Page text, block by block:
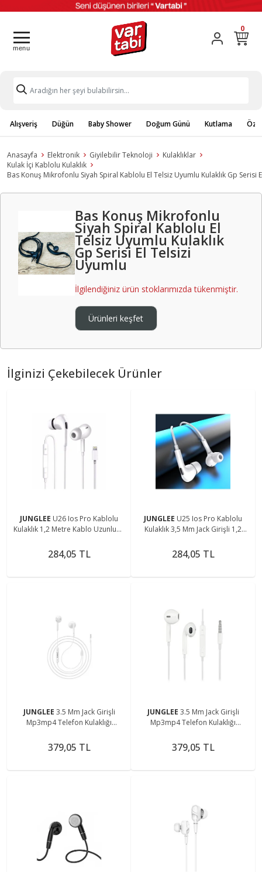
0
Alışveriş Düğün Baby Shower Doğum Günü Kutlama
Anasayfa Elektronik Giyilebilir Teknoloji
Kulaklıklar
Kulak İçi Kablolu Kulaklık
Bas Konuş Mikrofonlu Siyah Spiral Kablolu El Telsiz Uyumlu Kulaklık Gp Serisi
Bas Konuş Mikrofonlu
Siyah Spiral Kablolu El
Telsiz Uyumlu Kulaklık
Gp Serisi El Telsizi
Uyumlu
İlgilendiğiniz ürün stoklarımızda tükenmiştir.
Ürünleri keşfet
İlginizi Çekebilecek Ürünler
JUNGLEE U26 Ios Pro Kablolu
Kulaklık 1,2 Metre Kablo Uzunluğu
284,05 TL
JUNGLEE U25 Ios Pro Kablolu
Kulaklık 3,5 Mm Jack Girişli 1,2
Android Uyum Rz-035
284,05 TL
JUNGLEE 3.5 Mm Jack Girişli
Mp3mp4 Telefon Kulaklığı
379,05 TL
JUNGLEE 3.5 Mm Jack Girişli
Mp3mp4 Telefon Kulaklığı
379,05 TL